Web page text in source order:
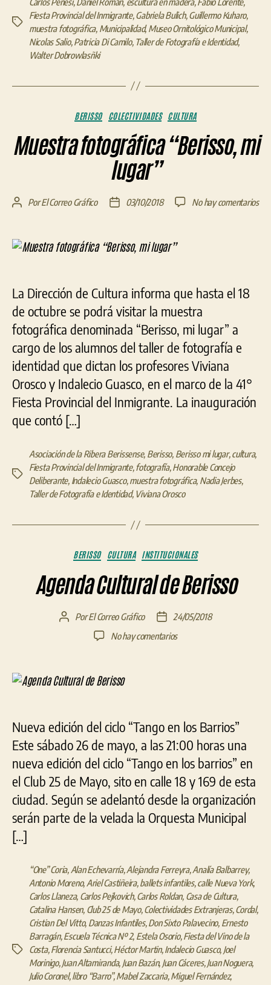
Etiquetas
Fiesta Provincial del Inmigrante,Gabriela Bulich,Guillermo Kuharo,
muestra fotográfica, Municipalidad,Museo Ornitológico Municipal,
Nicolas Salio,Patricia Di Camilo, Taller de Fotografía e Identidad,
Walter Dobrowlasñki
Categorías
BERISSO COLECTIVIDADES CULTURA
Muestra fotográfica “Berisso, mi
lugar”
Autor
entrada
PorEl Correo Gráfico
Fecha
entrada
03/10/2018 No hay comentariosen
La Dirección de Cultura informa que hasta el 18
de octubre se podrá visitar la muestra
fotográfica denominada “Berisso, mi lugar” a
cargo de los alumnos del taller de fotografía e
identidad que dictan los profesores Viviana
Orosco y Indalecio Guasco, en el marco de la 41°
Fiesta Provincial del Inmigrante. La inauguración
que contó […]
Etiquetas
Asociación de la Ribera Berissense, Berisso, Berisso mi lugar,cultura,
Fiesta Provincial del Inmigrante,fotografía,Honorable Concejo
Deliberante, Indalecio Guasco,muestra fotográfica, Nadia Jerbes,
Taller de Fotografía e Identidad, Viviana Orosco
Categorías
BERISSO CULTURA INSTITUCIONALES
Agenda Cultural de Berisso
AutorPorEl Correo Gráfico
Fecha
de
24/05/2018
No hay comentariosen
Nueva edición del ciclo “Tango en los Barrios”
Este sábado 26 de mayo, a las 21:00 horas una
nueva edición del ciclo “Tango en los barrios” en
el Club 25 de Mayo, sito en calle 18 y 169 de esta
ciudad. Según se adelantó desde la organización
serán parte de la velada la Orquesta Municipal
[…]
Etiquetas
“One” Coria, Alan Echevarría,Alejandra Ferreyra,Analía Balbarrey,
Antonio Moreno, Ariel Castiñeira,ballets infantiles,calle Nueva York,
Carlos Llaneza, Carlos Pejkovich,Carlos Roldan, Casa de Cultura,
Catalina Hansen, Club 25 de Mayo,Colectividades Extranjeras,Cordal,
Cristian Del Vitto, Danzas Infantiles,Don Sixto Palavecino, Ernesto
Barragán,Escuela Técnica Nº 2, Estela Osorio,Fiesta del Vino de la
Costa,Florencia Santucci,Héctor Martin,Indalecio Guasco, Joel
Morinigo,Juan Altamiranda, Juan Bazán, Juan Cáceres,Juan Noguera,
Julio Coronel,libro “Barro”,Mabel Zaccaria,Miguel Fernández,